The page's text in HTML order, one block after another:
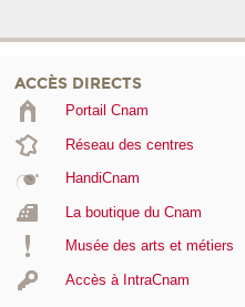
ACCÈS DIRECTS
Portail Cnam
Réseau des centres
HandiCnam
La boutique du Cnam
Musée des arts et métiers
Accès à IntraCnam